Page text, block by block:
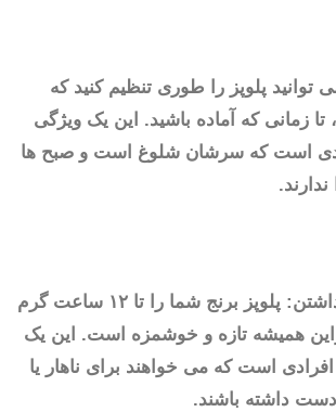
می توانید پلوپز را طوری تنظیم کنید که
تا زمانی که آماده باشید. این یک ویژگی
است که سرشان شلوغ است و صبح ها
عملکرد گرم نگه داشتن: پلوپز برنج شما را تا ۱۲ ساعت گرم
همیشه تازه و خوشمزه است. این یک
است که می خواهند برای ناهار یا
داشته باشند.